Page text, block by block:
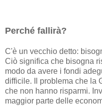
Perché fallirà?
C'è un vecchio detto:
Ciò significa che bisogna
modo da avere i fondi
difficile. Il problema che la
che non hanno risparmi.
maggior parte delle